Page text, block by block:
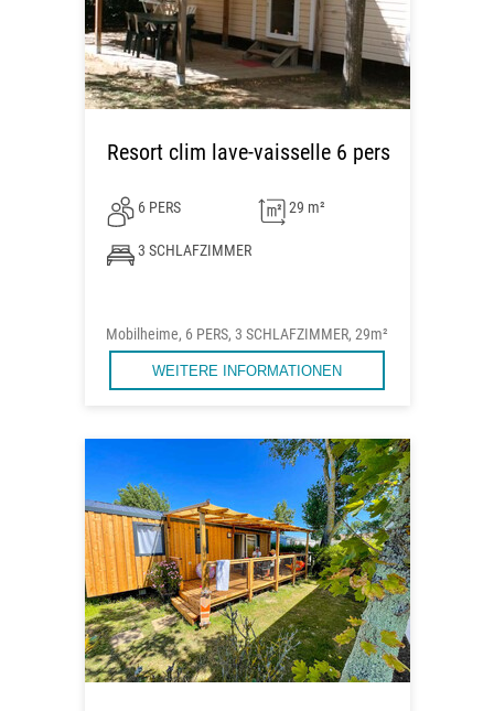
Resort clim lave-vaisselle 6 pers
6 PERS 29 m²
3 SCHLAFZIMMER
Mobilheime, 6 PERS, 3 SCHLAFZIMMER, 29m²
WEITERE INFORMATIONEN